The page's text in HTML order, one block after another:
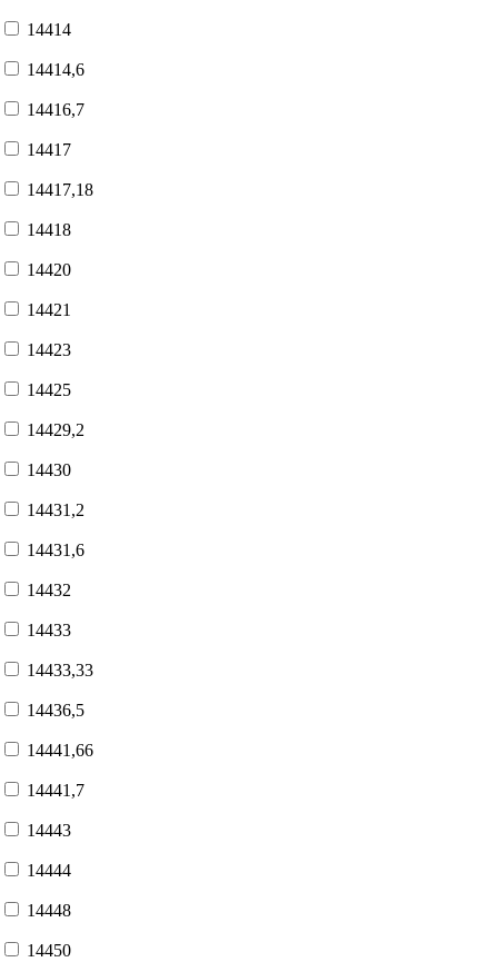
14414
14414,6
14416,7
14417
14417,18
14418
14420
14421
14423
14425
14429,2
14430
14431,2
14431,6
14432
14433
14433,33
14436,5
14441,66
14441,7
14443
14444
14448
14450